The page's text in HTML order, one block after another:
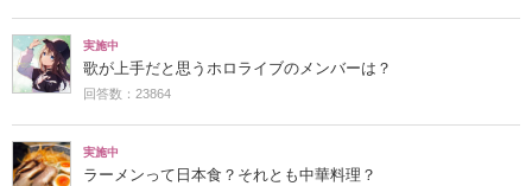
実施中
歌が上手だと思うホロライブのメンバーは？
回答数：23864
実施中
ラーメンって日本食？それとも中華料理？